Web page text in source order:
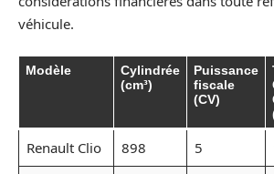
véhicule.
Modèle
Cylindrée
(cm³)
Puissance
fiscale
(CV)
Renault Clio 898 5